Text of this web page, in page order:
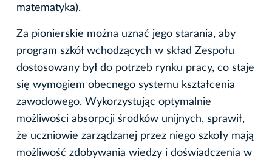
matematyka).
Za pionierskie można uznać jego starania, aby
program szkół wchodzących w skład Zespołu
dostosowany był do potrzeb rynku pracy, co staje
się wymogiem obecnego systemu kształcenia
zawodowego. Wykorzystując optymalnie
możliwości absorpcji środków unijnych, sprawił,
że uczniowie zarządzanej przez niego szkoły mają
możliwość zdobywania wiedzy i doświadczenia w